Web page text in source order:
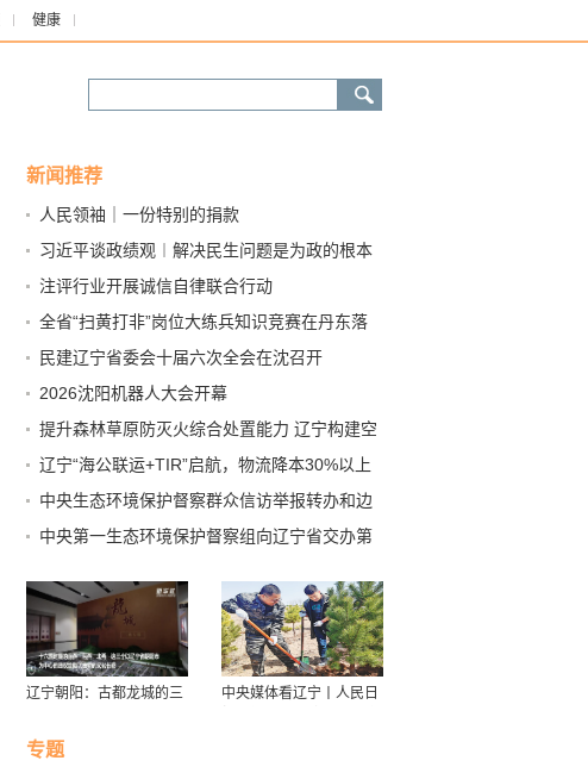
健康
新闻推荐
人民领袖｜一份特别的捐款
习近平谈政绩观︱解决民生问题是为政的根本
注评行业开展诚信自律联合行动
全省“扫黄打非”岗位大练兵知识竞赛在丹东落
幕
民建辽宁省委会十届六次全会在沈召开
2026沈阳机器人大会开幕
提升森林草原防灭火综合处置能力 辽宁构建空
中2小时应急救援圈
辽宁“海公联运+TIR”启航，物流降本30%以上
国际物流“第四通道”越跑越畅
中央生态环境保护督察群众信访举报转办和边
督边改公开情况（第十五批）
中央第一生态环境保护督察组向辽宁省交办第
辽宁朝阳：古都龙城的三
中央媒体看辽宁丨人民日
专题